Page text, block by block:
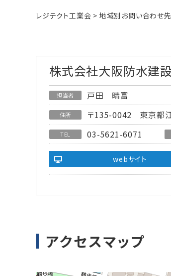
レジテクト工業会 > 地域別お問い合わせ先
株式会社大阪防水建
担当者 戸田 晴富
住所 〒135-0042 東京都
TEL 03-5621-6071
webサイト
アクセスマップ